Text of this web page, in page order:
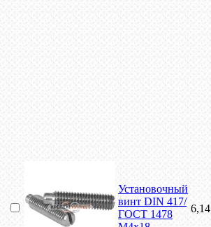
Установочный
винт DIN 417/
ГОСТ 1478
6,14